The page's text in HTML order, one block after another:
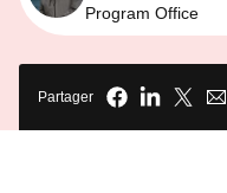
Program Office
Partager